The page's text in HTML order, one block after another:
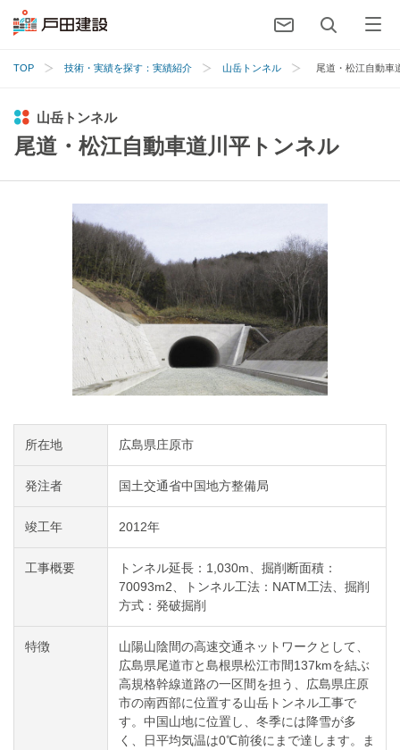
TOP 技術・実績を探す：実績紹介 山岳トンネル 尾道・松江自動車
山岳トンネル
尾道・松江自動車道川平トンネル
所在地 広島県庄原市
発注者 国土交通省中国地方整備局
竣工年 2012年
工事概要
トンネル延長：1,030m、掘削断面積：
70093m2、トンネル工法：NATM工法、掘削
方式：発破掘削
特徴
山陽山陰間の高速交通ネットワークとして、
広島県尾道市と島根県松江市間137kmを結ぶ
高規格幹線道路の一区間を担う、広島県庄原
市の南西部に位置する山岳トンネル工事で
す。中国山地に位置し、冬季には降雪が多
く、日平均気温は0℃前後にまで達します。ま